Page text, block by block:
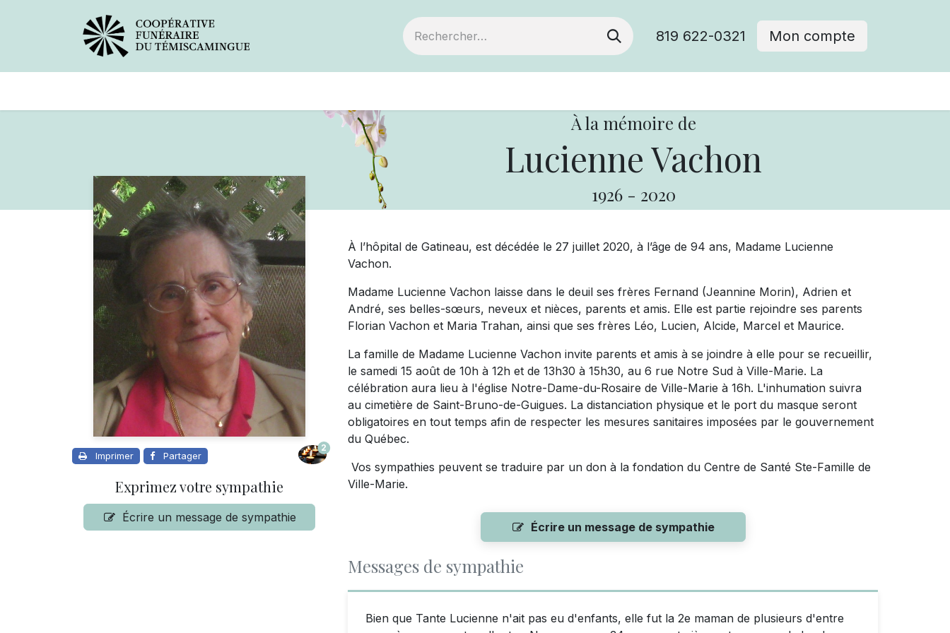
819 622-0321 Mon compte
À la mémoire de
Lucienne Vachon
1926 - 2020
Imprimer Partager
2
Exprimez votre sympathie
Écrire un message de sympathie
À l’hôpital de Gatineau, est décédée le 27 juillet 2020, à l’âge de 94 ans, Madame Lucienne
Vachon.
Madame Lucienne Vachon laisse dans le deuil ses frères Fernand (Jeannine Morin), Adrien et
André, ses belles-sœurs, neveux et nièces, parents et amis. Elle est partie rejoindre ses parents
Florian Vachon et Maria Trahan, ainsi que ses frères Léo, Lucien, Alcide, Marcel et Maurice.
La famille de Madame Lucienne Vachon invite parents et amis à se joindre à elle pour se recueillir,
le samedi 15 août de 10h à 12h et de 13h30 à 15h30, au 6 rue Notre Sud à Ville-Marie. La
célébration aura lieu à l'église Notre-Dame-du-Rosaire de Ville-Marie à 16h. L'inhumation suivra
au cimetière de Saint-Bruno-de-Guigues. La distanciation physique et le port du masque seront
obligatoires en tout temps afin de respecter les mesures sanitaires imposées par le gouvernement
du Québec.
Vos sympathies peuvent se traduire par un don à la fondation du Centre de Santé Ste-Famille de
Ville-Marie.
Écrire un message de sympathie
Messages de sympathie
Bien que Tante Lucienne n'ait pas eu d'enfants, elle fut la 2e maman de plusieurs d'entre